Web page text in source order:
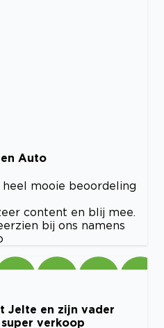
Auto
mooie beoordeling
content en blij mee.
bij ons namens
Jelte en zijn vader
verkoop